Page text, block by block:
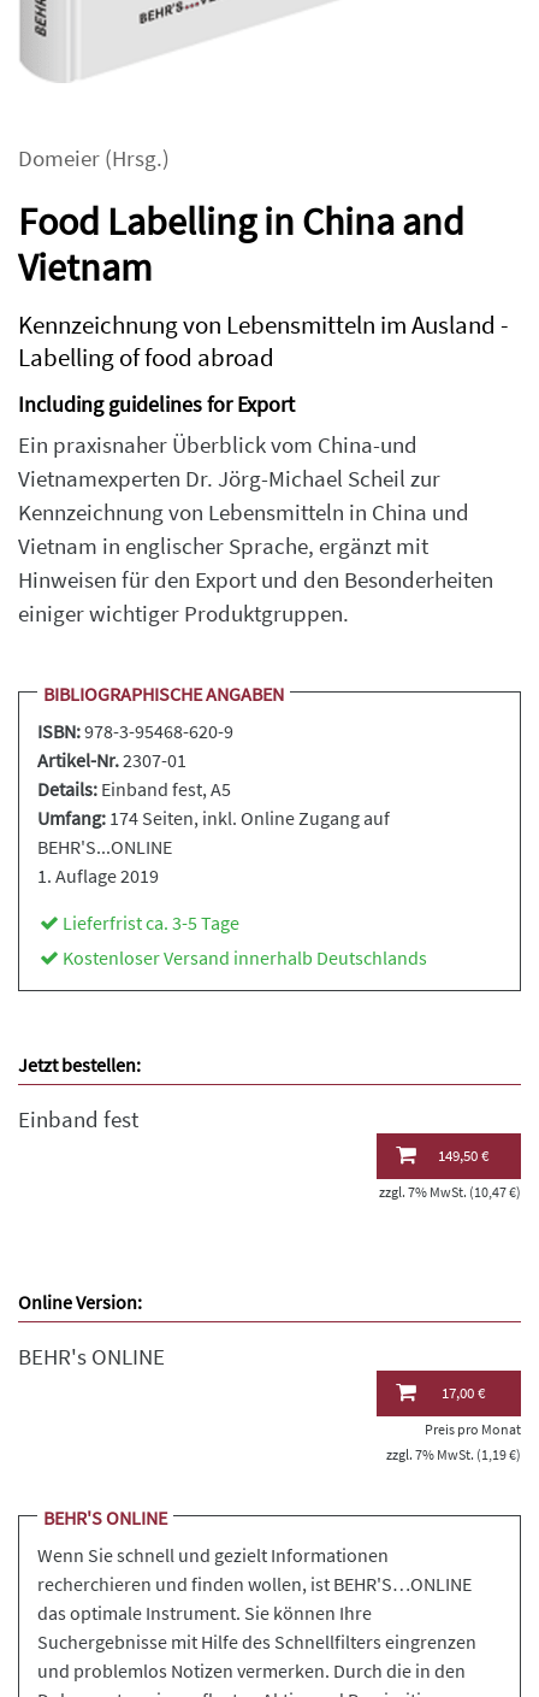
Domeier (Hrsg.)
Food Labelling in China and
Vietnam
Kennzeichnung von Lebensmitteln im Ausland -
Labelling of food abroad
Including guidelines for Export
Ein praxisnaher Überblick vom China-und
Vietnamexperten Dr. Jörg-Michael Scheil zur
Kennzeichnung von Lebensmitteln in China und
Vietnam in englischer Sprache, ergänzt mit
Hinweisen für den Export und den Besonderheiten
einiger wichtiger Produktgruppen.
BIBLIOGRAPHISCHE ANGABEN
ISBN:978-3-95468-620-9
Artikel-Nr.2307-01
Details: Einband fest, A5
Umfang: 174 Seiten, inkl. Online Zugang auf
BEHR'S...ONLINE
1. Auflage 2019
Lieferfrist ca. 3-5 Tage
Kostenloser Versand innerhalb Deutschlands
Jetzt bestellen:
Einband fest
149,50 €
zzgl. 7% MwSt. (10,47 €)
Online Version:
BEHR's ONLINE
17,00 €
Preis pro Monat
zzgl. 7% MwSt. (1,19 €)
BEHR'S ONLINE
Wenn Sie schnell und gezielt Informationen
recherchieren und finden wollen, ist BEHR'S…ONLINE
das optimale Instrument. Sie können Ihre
Suchergebnisse mit Hilfe des Schnellfilters eingrenzen
und problemlos Notizen vermerken. Durch die in den